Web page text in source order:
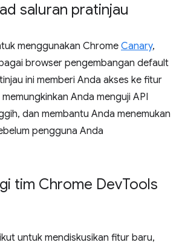
saluran pratinjau
menggunakan Chrome Canary,
browser pengembangan default
ini memberi Anda akses ke fitur
Anda menguji API
dan membantu Anda menemukan
pengguna Anda
tim Chrome DevTools
untuk mendiskusikan fitur baru,